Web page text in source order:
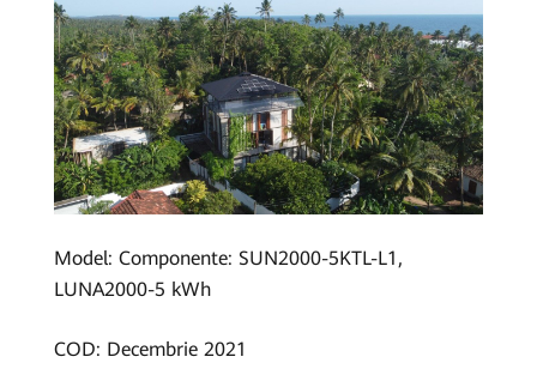
5.58
kWp
Programul
rezidențial
Ahangama,
Lanka
Model: Componente: SUN2000-5KTL-L1,
LUNA2000-5 kWh
COD: Decembrie 2021